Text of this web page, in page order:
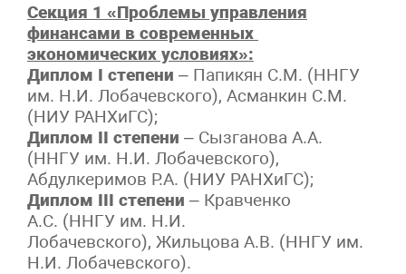
Секция 1 «Проблемы управления
финансами в современных
экономических условиях»:
Диплом I степени – Папикян С.М. (ННГУ
им. Н.И. Лобачевского), Асманкин С.М.
(НИУ РАНХиГС);
Диплом II степени – Сызганова А.А.
(ННГУ им. Н.И. Лобачевского),
Абдулкеримов Р.А. (НИУ РАНХиГС);
Диплом III степени – Кравченко
А.С. (ННГУ им. Н.И.
Лобачевского), Жильцова А.В. (ННГУ им.
Н.И. Лобачевского).